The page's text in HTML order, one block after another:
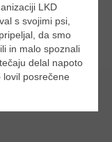
LKD
s svojimi psi,
da smo
in malo spoznali
delal napoto
posrečene